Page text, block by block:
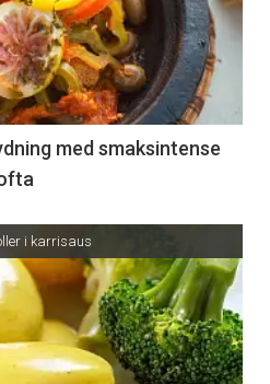
med smaksintense
i karrisaus